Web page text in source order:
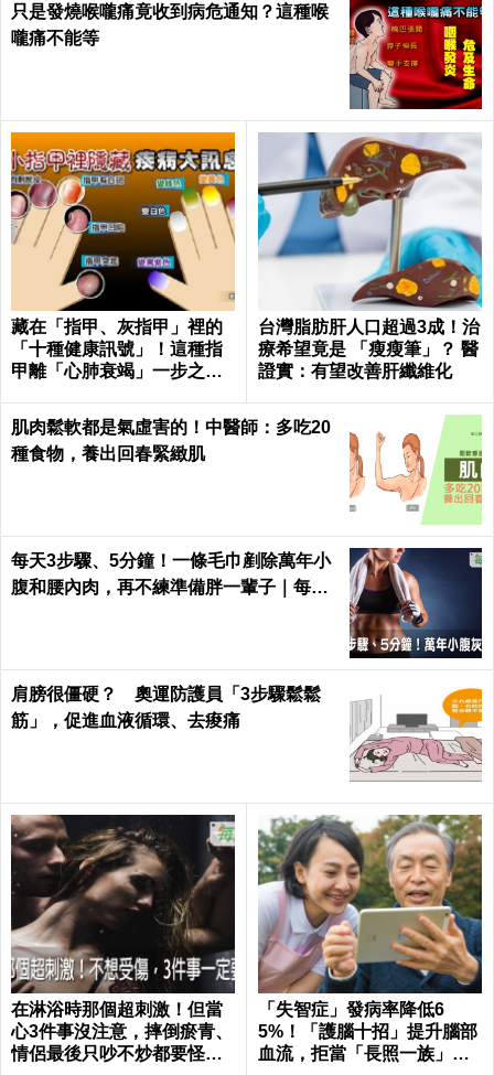
只是發燒喉嚨痛竟收到病危通知？這種喉
嚨痛不能等
藏在「指甲、灰指甲」裡的
「十種健康訊號」！這種指
甲離「心肺衰竭」一步之
台灣脂肪肝人口超過3成！治
療希望竟是 「瘦瘦筆」？ 醫
證實：有望改善肝纖維化
肌肉鬆軟都是氣虛害的！中醫師：多吃20
種食物，養出回春緊緻肌
每天3步驟、5分鐘！一條毛巾剷除萬年小
腹和腰內肉，再不練準備胖一輩子｜每日
肩膀很僵硬？ 奧運防護員「3步驟鬆鬆
筋」，促進血液循環、去痠痛
在淋浴時那個超刺激！但當
心3件事沒注意，摔倒瘀青、
情侶最後只吵不炒都要怪自
「失智症」發病率降低6
5%！「護腦十招」提升腦部
血流，拒當「長照一族」靠